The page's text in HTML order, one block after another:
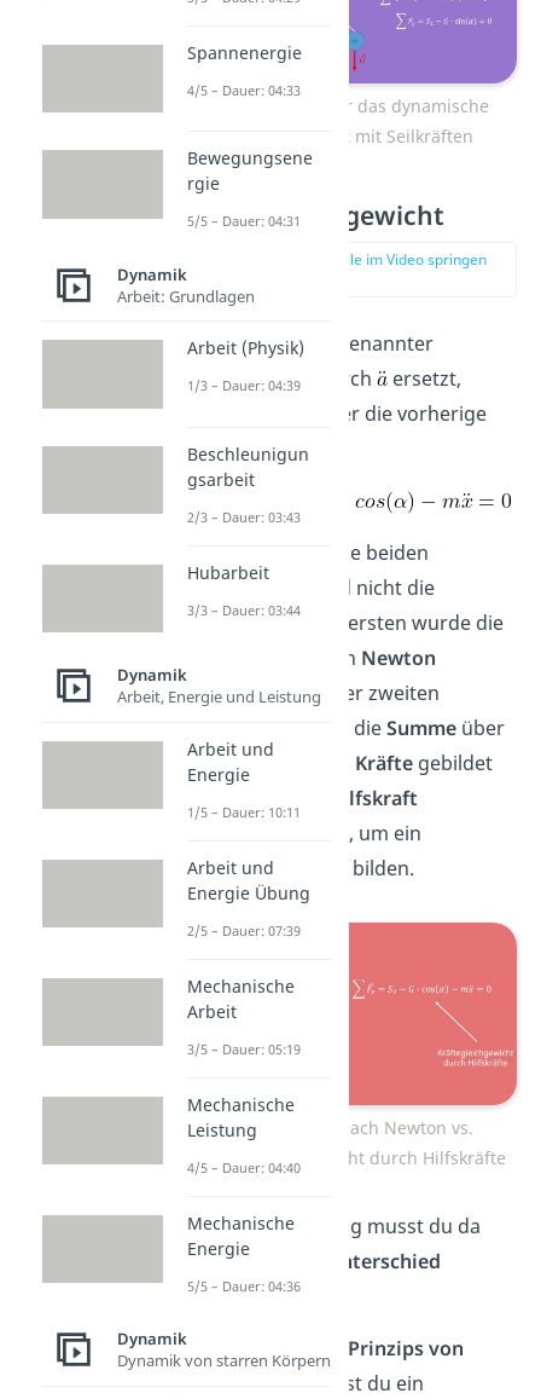
Gleichungen für das dynamische
Gleichgewicht mit Seilkräften
Kräftegleichgewicht
zur Stelle im Video springen
Wenn du in erstgenannter
Gleichung
durch
ersetzt,
erhältst du wieder die vorherige
Gleichung:
Die beiden
Gleichungen sind nicht die
gleichen. Bei der ersten wurde die
nach Newton
aufgestellt. Bei der zweiten
Gleichung wurde dieSummeüber
dieangreifenden Kräftegebildet
Hilfskraft
hinzugenommen, um ein
Gleichgewicht zu bilden.
Kräftebilanz nach Newton vs.
Kräftegleichgewicht durch Hilfskräfte
In der Anwendung musst du da
jedoch
keinen Unterschied
machen.
Mit der Hilfe des Prinzips von
kannst du ein
Spannenergie
4/5 – Dauer: 04:33
Bewegungsene
rgie
5/5 – Dauer: 04:31
Dynamik
Arbeit: Grundlagen
Arbeit (Physik)
1/3 – Dauer: 04:39
Beschleunigun
gsarbeit
2/3 – Dauer: 03:43
Hubarbeit
3/3 – Dauer: 03:44
Dynamik
Arbeit, Energie und Leistung
Arbeit und
Energie
1/5 – Dauer: 10:11
Arbeit und
Energie Übung
2/5 – Dauer: 07:39
Mechanische
Arbeit
3/5 – Dauer: 05:19
Mechanische
Leistung
4/5 – Dauer: 04:40
Mechanische
Energie
5/5 – Dauer: 04:36
Dynamik
Dynamik von starren Körpern